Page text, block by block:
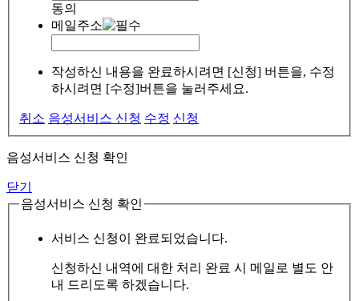
동의
메일주소
작성하신 내용을 완료하시려면 [신청] 버튼을, 수정
하시려면 [수정]버튼을 눌러주세요.
취소 음성서비스 신청 수정 신청
음성서비스 신청 확인
닫기
음성서비스 신청 확인
서비스 신청이 완료되었습니다.
신청하신 내역에 대한 처리 완료 시 메일로 별도 안
내 드리도록 하겠습니다.